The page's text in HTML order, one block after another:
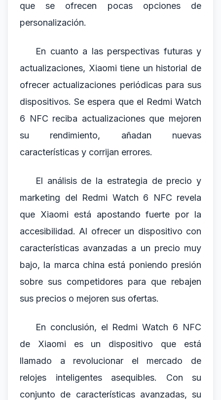
que se ofrecen pocas opciones de
personalización.
En cuanto a las perspectivas futuras y
actualizaciones, Xiaomi tiene un historial de
ofrecer actualizaciones periódicas para sus
dispositivos. Se espera que el Redmi Watch
6 NFC reciba actualizaciones que mejoren
su rendimiento, añadan nuevas
características y corrijan errores.
El análisis de la estrategia de precio y
marketing del Redmi Watch 6 NFC revela
que Xiaomi está apostando fuerte por la
accesibilidad. Al ofrecer un dispositivo con
características avanzadas a un precio muy
bajo, la marca china está poniendo presión
sobre sus competidores para que rebajen
sus precios o mejoren sus ofertas.
En conclusión, el Redmi Watch 6 NFC
de Xiaomi es un dispositivo que está
llamado a revolucionar el mercado de
relojes inteligentes asequibles. Con su
conjunto de características avanzadas, su